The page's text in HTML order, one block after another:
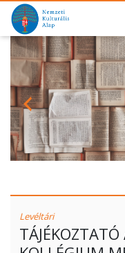
Levéltári